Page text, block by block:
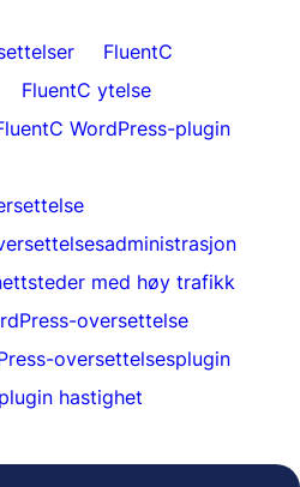
FluentC
FluentC ytelse
WordPress-plugin
med høy trafikk
oversettelse
oversettelsesplugin
hastighet